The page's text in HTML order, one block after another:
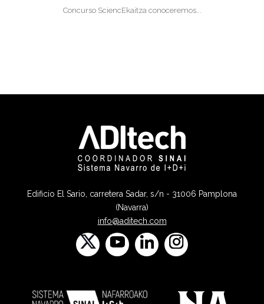
Concurso SciencEkaitza conoceremos...
Edificio El Sario, carretera Sadar, s/n - 31006 Pamplona
(Navarra)
info@aditech.com